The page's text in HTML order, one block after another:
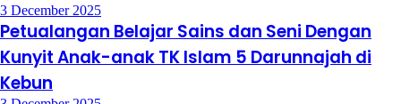
3 December 2025
Petualangan Belajar Sains dan Seni Dengan
Kunyit Anak-anak TK Islam 5 Darunnajah di
Kebun